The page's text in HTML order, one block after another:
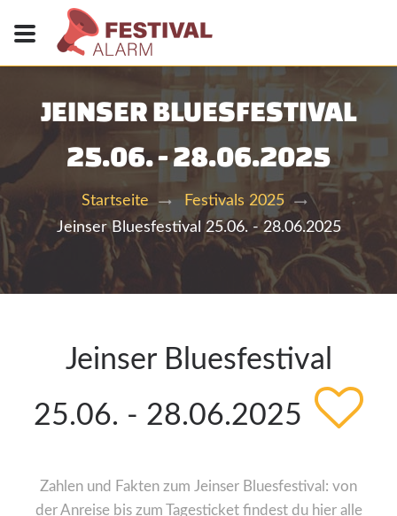
JEINSER BLUESFESTIVAL
25.06. - 28.06.2025
Startseite
Festivals 2025
Jeinser Bluesfestival 25.06. - 28.06.2025
Jeinser Bluesfestival
25.06. - 28.06.2025
Zahlen und Fakten zum Jeinser Bluesfestival: von
der Anreise bis zum Tagesticket findest du hier alle